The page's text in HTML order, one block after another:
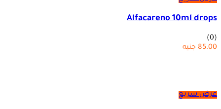
Alfacareno 10ml drops
(0)
85.00 جنيه
عرض سريع